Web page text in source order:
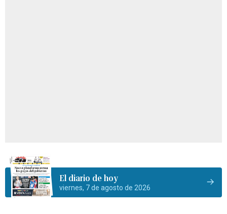
El diario de hoy
viernes, 7 de agosto de 2026